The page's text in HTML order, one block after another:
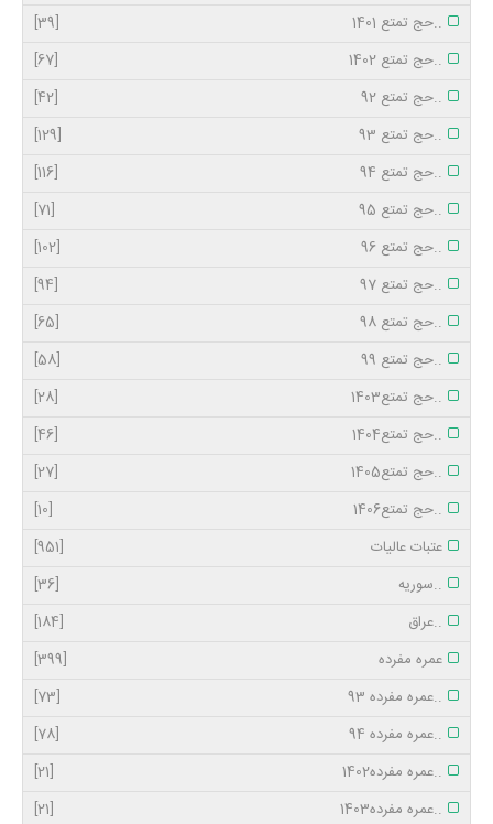
..حج تمتع 1401
[39]
..حج تمتع 1402
[67]
..حج تمتع 92
[42]
..حج تمتع 93
[129]
..حج تمتع 94
[116]
..حج تمتع 95
[71]
..حج تمتع 96
[102]
..حج تمتع 97
[94]
..حج تمتع 98
[65]
..حج تمتع 99
[58]
..حج تمتع1403
[28]
..حج تمتع1404
[46]
..حج تمتع1405
[27]
..حج تمتع1406
[10]
عتبات عالیات
[951]
..سوریه
[36]
..عراق
[184]
عمره مفرده
[399]
..عمره مفرده 93
[73]
..عمره مفرده 94
[78]
..عمره مفرده1402
[21]
..عمره مفرده1403
[21]